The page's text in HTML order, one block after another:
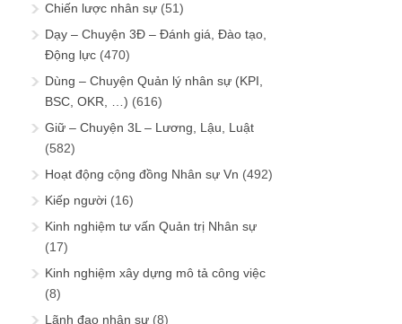
Chiến lược nhân sự (51)
Dạy – Chuyện 3Đ – Đánh giá, Đào tạo,
Động lực (470)
Dùng – Chuyện Quản lý nhân sự (KPI,
BSC, OKR, …) (616)
Giữ – Chuyện 3L – Lương, Lậu, Luật
(582)
Hoạt động cộng đồng Nhân sự Vn (492)
Kiếp người (16)
Kinh nghiệm tư vấn Quản trị Nhân sự
(17)
Kinh nghiệm xây dựng mô tả công việc
(8)
Lãnh đạo nhân sự (8)